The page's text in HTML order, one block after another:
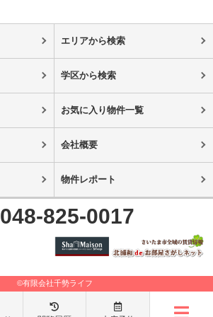
エリアから検索
学区から検索
お気に入り物件一覧
会社概要
物件レポート
048-825-0017
©有限会社千勢ライフ